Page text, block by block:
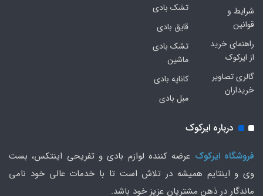
شرایط و
قوانین
راهنمای خرید
از ایرکوک
گالری تصاویر
خریداران
تشک بادی
قایق بادی
تشک بادی
ماشین
کاناپه بادی
مبل بادی
درباره ایرکوک
فروشگاه ایرکوک عرضه کننده لوازم بادی و تفریحی اینتکس، بست
وی و اینتایم همیشه در تلاش است تا با خدمات عالی خود نامی
ماندگار در ذهن مشتریان عزیز خود باشد.